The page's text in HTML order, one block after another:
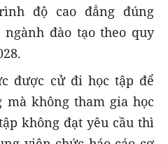
độ cao đẳng đúng
đào tạo theo quy
được cử đi học tập để
mà không tham gia học
không đạt yêu cầu thì